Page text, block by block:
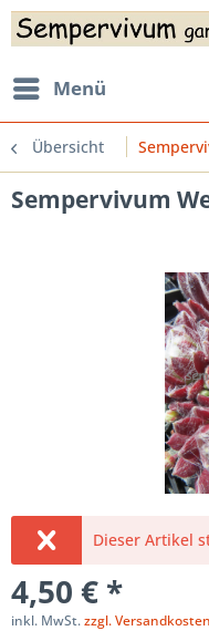
Menü
Übersicht
Sempervivum
Dieser Artikel
4,50 € *
inkl. MwSt.zzgl. Versandkosten